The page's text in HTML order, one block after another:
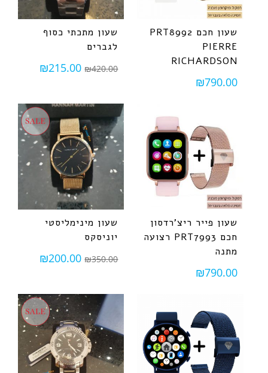
שעון חכם PRT8992
PIERRE
RICHARDSON
₪790.00
שעון מתכתי כסוף
לגברים
₪420.00
₪215.00
שעון פייר ריצ'רדסון
חכם PRT7993 רצועה
מתנה
₪790.00
שעון מינימליסטי
יוניסקס
₪350.00
₪200.00